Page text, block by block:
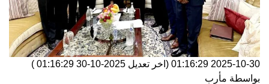
2025-10-30 01:16:29 (اخر تعديل 2025-10-30 01:16:29
)
بواسطة مأرب